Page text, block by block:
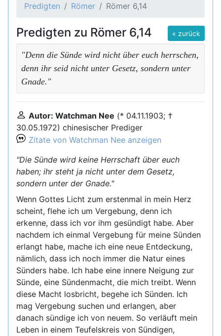
Predigten Römer Römer 6,14
« zurück
Predigten zu Römer 6,14
"Denn die Sünde wird nicht über euch herrschen,
denn ihr seid nicht unter Gesetz, sondern unter
Gnade."
Autor: Watchman Nee (* 04.11.1903; †
30.05.1972) chinesischer Prediger
Zitate von Watchman Nee anzeigen
"Die Sünde wird keine Herrschaft über euch
haben; ihr steht ja nicht unter dem Gesetz,
sondern unter der Gnade."
Wenn Gottes Licht zum erstenmal in mein Herz
scheint, flehe ich um Vergebung, denn ich
erkenne, dass ich vor ihm gesündigt habe. Aber
nachdem ich einmal Vergebung für meine Sünden
erlangt habe, mache ich eine neue Entdeckung,
nämlich, dass ich noch immer die Natur eines
Sünders habe. Ich habe eine innere Neigung zur
Sünde, eine Sündenmacht, die mich treibt. Wenn
diese Macht losbricht, begehe ich Sünden. Ich
mag Vergebung suchen und erlangen, aber
danach sündige ich von neuem. So verläuft mein
Leben in einem Teufelskreis von Sündigen,